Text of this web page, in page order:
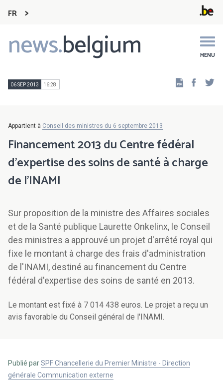
FR
news.belgium MENU
Main
navigation
06 SEP 2013 16:28
Appartient à Conseil des ministres du 6 septembre 2013
Financement 2013 du Centre fédéral
d'expertise des soins de santé à charge
de l'INAMI
Sur proposition de la ministre des Affaires sociales
et de la Santé publique Laurette Onkelinx, le Conseil
des ministres a approuvé un projet d'arrêté royal qui
fixe le montant à charge des frais d'administration
de l'INAMI, destiné au financement du Centre
fédéral d'expertise des soins de santé en 2013.
Le montant est fixé à 7 014 438 euros. Le projet a reçu un
avis favorable du Conseil général de l'INAMI.
Publié parSPF Chancellerie du Premier Ministre - Direction
générale Communication externe